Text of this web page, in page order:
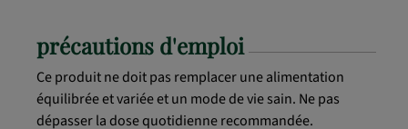
précautions d'emploi
Ce produit ne doit pas remplacer une alimentation
équilibrée et variée et un mode de vie sain. Ne pas
dépasser la dose quotidienne recommandée.